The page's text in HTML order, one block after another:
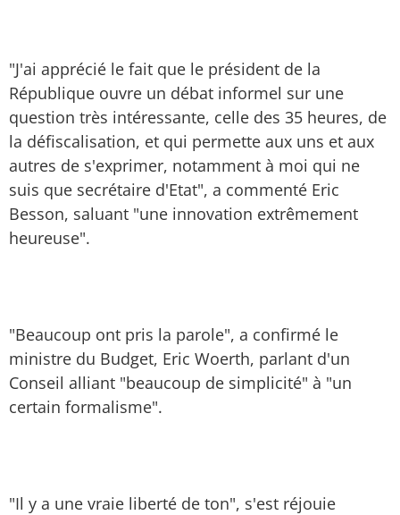
"J'ai apprécié le fait que le président de la
République ouvre un débat informel sur une
question très intéressante, celle des 35 heures, de
la défiscalisation, et qui permette aux uns et aux
autres de s'exprimer, notamment à moi qui ne
suis que secrétaire d'Etat", a commenté Eric
Besson, saluant "une innovation extrêmement
heureuse".
"Beaucoup ont pris la parole", a confirmé le
ministre du Budget, Eric Woerth, parlant d'un
Conseil alliant "beaucoup de simplicité" à "un
certain formalisme".
"Il y a une vraie liberté de ton", s'est réjouie